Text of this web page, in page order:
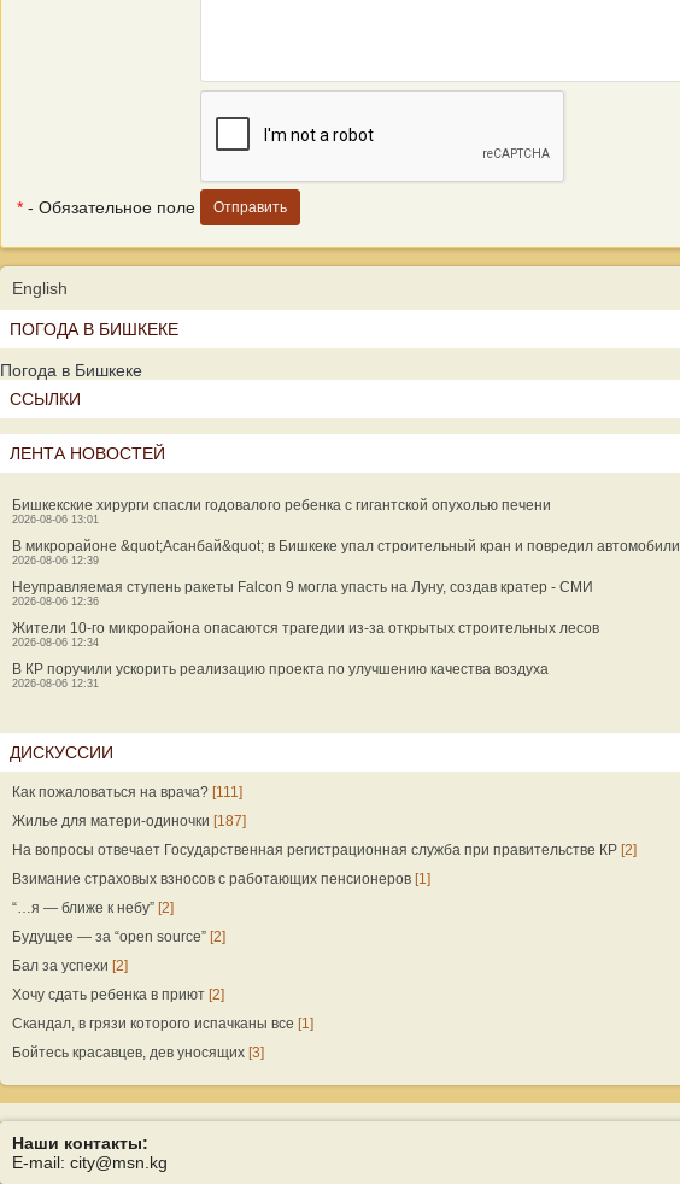
* - Обязательное поле
English
ПОГОДА В БИШКЕКЕ
Погода в Бишкеке
ССЫЛКИ
ЛЕНТА НОВОСТЕЙ
Бишкекские хирурги спасли годовалого ребенка с гигантской опухолью печени
2026-08-06 13:01
В микрорайоне &quot;Асанбай&quot; в Бишкеке упал строительный кран и повредил автомобили
2026-08-06 12:39
Неуправляемая ступень ракеты Falcon 9 могла упасть на Луну, создав кратер - СМИ
2026-08-06 12:36
Жители 10-го микрорайона опасаются трагедии из-за открытых строительных лесов
2026-08-06 12:34
В КР поручили ускорить реализацию проекта по улучшению качества воздуха
2026-08-06 12:31
ДИСКУССИИ
Как пожаловаться на врача? [111]
Жилье для матери-одиночки [187]
На вопросы отвечает Государственная регистрационная служба при правительстве КР [2]
Взимание страховых взносов с работающих пенсионеров [1]
“…я — ближе к небу” [2]
Будущее — за “open source” [2]
Бал за успехи [2]
Хочу сдать ребенка в приют [2]
Скандал, в грязи которого испачканы все [1]
Бойтесь красавцев, дев уносящих [3]
Наши контакты:
E-mail: city@msn.kg